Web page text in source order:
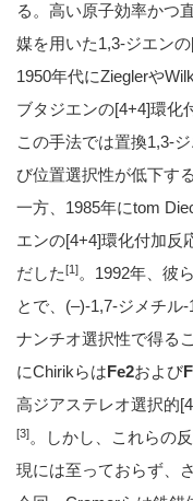
る。高い原子効率かつ
媒を用いた1,3-ジエン
1950年代にZieglerや
ブタジエンの[4+4]環化
この手法では置換1,3-
び位置選択性が低下す
一方、1985年にtom
エンの[4+4]環化付加反
だした[1]。1992年、彼
とで、(–)-1,7-ジメチル
ナンチオ選択性で得る
にChirikらはFe2および
高ジアステレオ選択的
[3]。しかし、これらの
現には至っておらず、